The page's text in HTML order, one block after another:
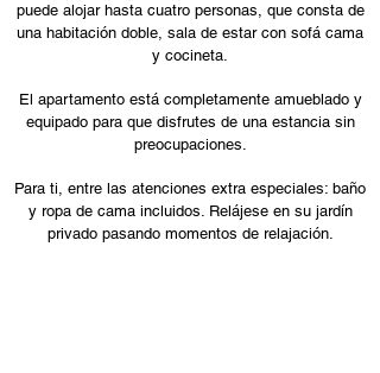
puede alojar hasta cuatro personas, que consta de
una habitación doble, sala de estar con sofá cama
y cocineta.
El apartamento está completamente amueblado y
equipado para que disfrutes de una estancia sin
preocupaciones.
Para ti, entre las atenciones extra especiales: baño
y ropa de cama incluidos. Relájese en su jardín
privado pasando momentos de relajación.